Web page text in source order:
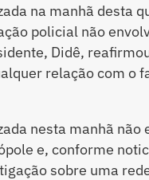
na manhã desta
policial não
Didê,
relação com o
nesta manhã não
e, conforme
sobre uma